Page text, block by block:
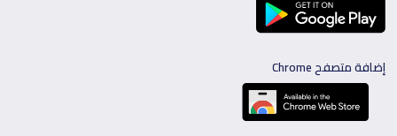
إضافة متصفح Chrome